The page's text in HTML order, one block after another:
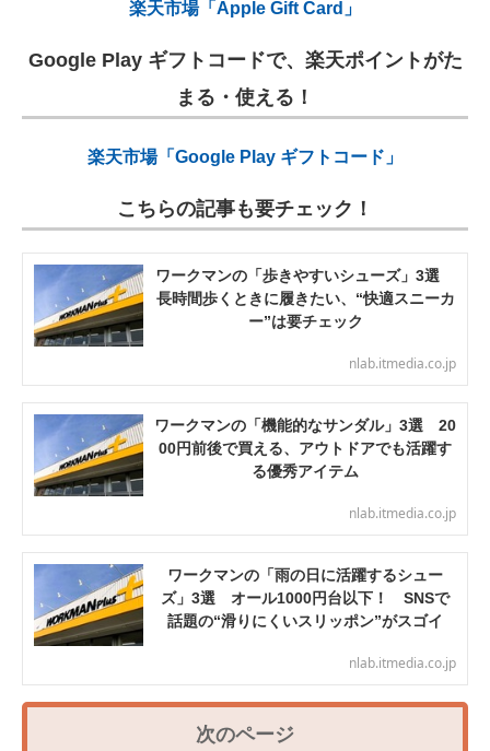
楽天市場「Apple Gift Card」
Google Play ギフトコードで、楽天ポイントがた
まる・使える！
楽天市場「Google Play ギフトコード」
こちらの記事も要チェック！
ワークマンの「歩きやすいシューズ」3選
長時間歩くときに履きたい、“快適スニーカ
ー”は要チェック
nlab.itmedia.co.jp
ワークマンの「機能的なサンダル」3選 20
00円前後で買える、アウトドアでも活躍す
る優秀アイテム
nlab.itmedia.co.jp
ワークマンの「雨の日に活躍するシュー
ズ」3選 オール1000円台以下！ SNSで
話題の“滑りにくいスリッポン”がスゴイ
nlab.itmedia.co.jp